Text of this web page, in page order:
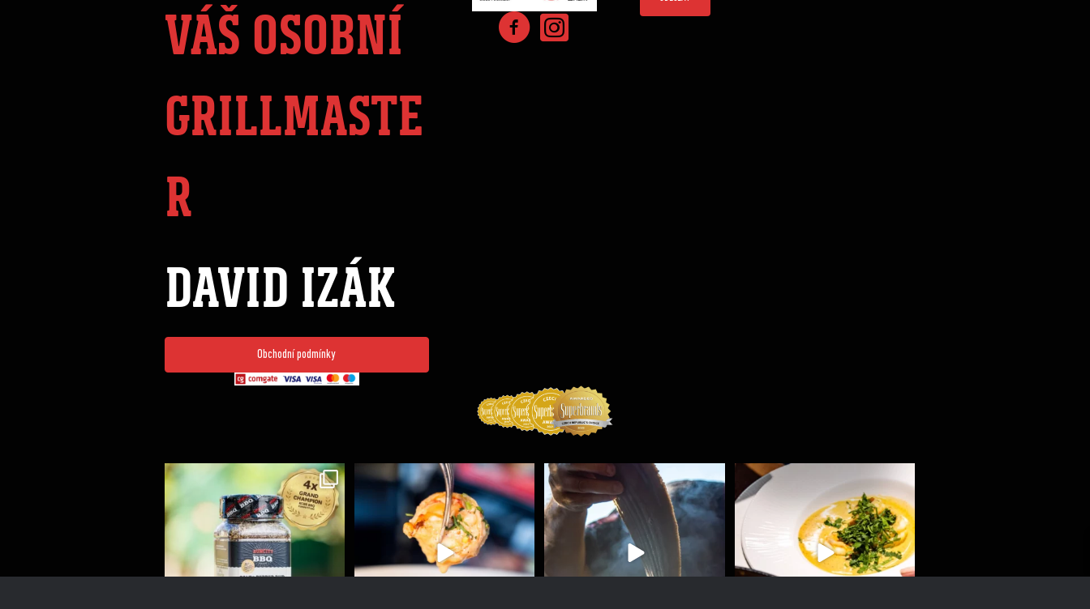
VÁŠ OSOBNÍ
GRILLMASTE
R
DAVID IZÁK
Obchodní podmínky
Koření Suncity – autentická BBQ chuť u vás doma!...
1 0
Spoustu podobných triků, které vám usnadní nejenom ...
9 0
Ryba na grilu je opravdu rychlá, a stejně tak Všechny fámozní recepty, které znáte z našich
0